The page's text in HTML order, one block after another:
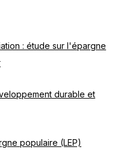
: étude sur l'épargne
durable et
populaire (LEP)